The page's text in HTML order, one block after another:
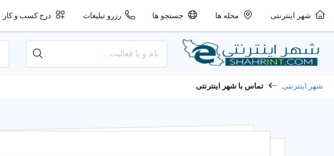
شهر اینترنتی محله ها جستجو ها رزرو تبلیغات درج کسب و کار
شهر اینترنتی تماس با شهر اینترنتی